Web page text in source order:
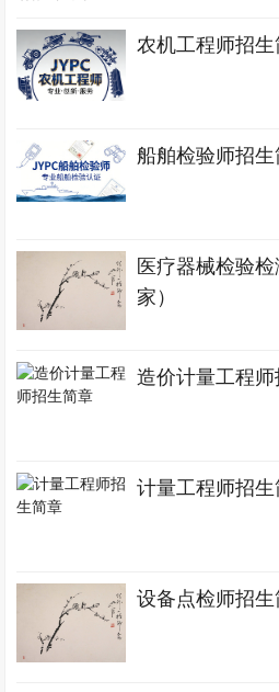
农机工程师招生
船舶检验师招
医疗器械检验
家）
造价计量工程
计量工程师招
设备点检师招